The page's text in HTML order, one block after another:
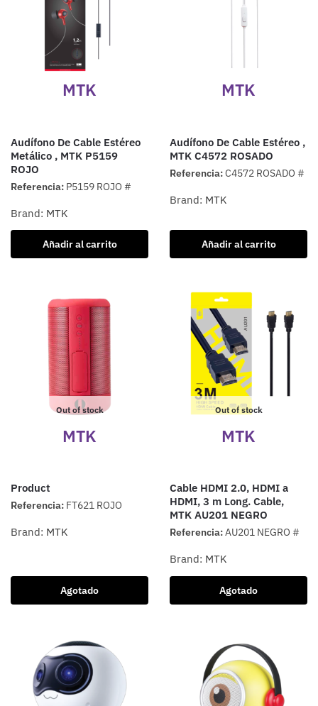
MTK
Audífono De Cable Estéreo
Metálico , MTK P5159
ROJO
Referencia: P5159 ROJO #
Brand: MTK
Añadir al carrito
MTK
Audífono De Cable Estéreo ,
MTK C4572 ROSADO
Referencia:C4572 ROSADO #
Brand: MTK
Añadir al carrito
Out of stock
MTK
Product
Referencia: FT621 ROJO
Brand: MTK
Agotado
Out of stock
MTK
Cable HDMI 2.0, HDMI a
HDMI, 3 m Long. Cable,
MTK AU201 NEGRO
Referencia:AU201 NEGRO #
Brand: MTK
Agotado